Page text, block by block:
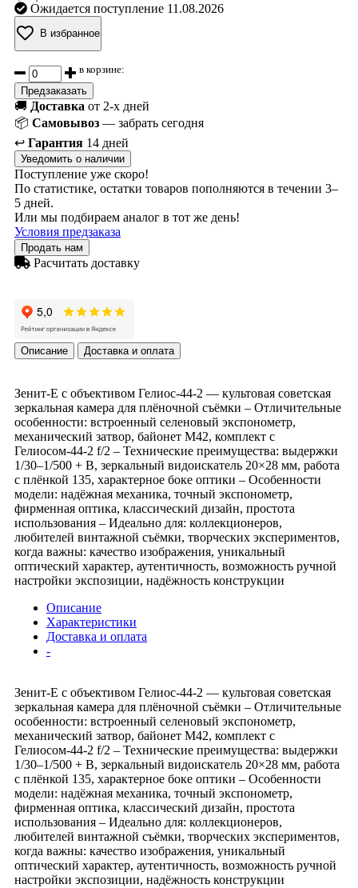
Ожидается поступление 11.08.2026
В избранное
в корзине:
Предзаказать
🚚 Доставка от 2-х дней
📦 Самовывоз — забрать сегодня
↩️ Гарантия 14 дней
Уведомить о наличии
Поступление уже скоро!
По статистике, остатки товаров пополняются в течении 3–
5 дней.
Или мы подбираем аналог в тот же день!
Условия предзаказа
Продать нам
Расчитать доставку
Описание Доставка и оплата
Зенит-Е с объективом Гелиос-44-2 — культовая советская
зеркальная камера для плёночной съёмки – Отличительные
особенности: встроенный селеновый экспонометр,
механический затвор, байонет М42, комплект с
Гелиосом-44-2 f/2 – Технические преимущества: выдержки
1/30–1/500 + B, зеркальный видоискатель 20×28 мм, работа
с плёнкой 135, характерное боке оптики – Особенности
модели: надёжная механика, точный экспонометр,
фирменная оптика, классический дизайн, простота
использования – Идеально для: коллекционеров,
любителей винтажной съёмки, творческих экспериментов,
когда важны: качество изображения, уникальный
оптический характер, аутентичность, возможность ручной
настройки экспозиции, надёжность конструкции
Описание
Характеристики
Доставка и оплата
-
Зенит-Е с объективом Гелиос-44-2 — культовая советская
зеркальная камера для плёночной съёмки – Отличительные
особенности: встроенный селеновый экспонометр,
механический затвор, байонет М42, комплект с
Гелиосом-44-2 f/2 – Технические преимущества: выдержки
1/30–1/500 + B, зеркальный видоискатель 20×28 мм, работа
с плёнкой 135, характерное боке оптики – Особенности
модели: надёжная механика, точный экспонометр,
фирменная оптика, классический дизайн, простота
использования – Идеально для: коллекционеров,
любителей винтажной съёмки, творческих экспериментов,
когда важны: качество изображения, уникальный
оптический характер, аутентичность, возможность ручной
настройки экспозиции, надёжность конструкции